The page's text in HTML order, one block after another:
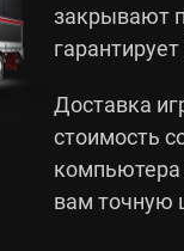
закрывают
Доставка
стоимость
вам точную